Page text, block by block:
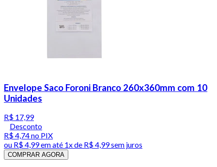
Envelope Saco Foroni Branco 260x360mm com 10
Unidades
R$ 17,99
Desconto
R$ 4,74no PIX
ou R$ 4,99em até 1x de R$ 4,99sem juros
COMPRAR AGORA